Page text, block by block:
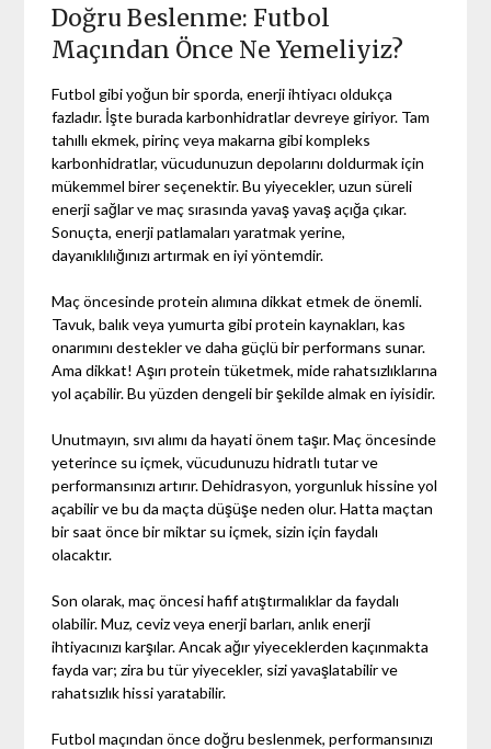
Doğru Beslenme: Futbol
Maçından Önce Ne Yemeliyiz?
Futbol gibi yoğun bir sporda, enerji ihtiyacı oldukça
fazladır. İşte burada karbonhidratlar devreye giriyor. Tam
tahıllı ekmek, pirinç veya makarna gibi kompleks
karbonhidratlar, vücudunuzun depolarını doldurmak için
mükemmel birer seçenektir. Bu yiyecekler, uzun süreli
enerji sağlar ve maç sırasında yavaş yavaş açığa çıkar.
Sonuçta, enerji patlamaları yaratmak yerine,
dayanıklılığınızı artırmak en iyi yöntemdir.
Maç öncesinde protein alımına dikkat etmek de önemli.
Tavuk, balık veya yumurta gibi protein kaynakları, kas
onarımını destekler ve daha güçlü bir performans sunar.
Ama dikkat! Aşırı protein tüketmek, mide rahatsızlıklarına
yol açabilir. Bu yüzden dengeli bir şekilde almak en iyisidir.
Unutmayın, sıvı alımı da hayati önem taşır. Maç öncesinde
yeterince su içmek, vücudunuzu hidratlı tutar ve
performansınızı artırır. Dehidrasyon, yorgunluk hissine yol
açabilir ve bu da maçta düşüşe neden olur. Hatta maçtan
bir saat önce bir miktar su içmek, sizin için faydalı
olacaktır.
Son olarak, maç öncesi hafif atıştırmalıklar da faydalı
olabilir. Muz, ceviz veya enerji barları, anlık enerji
ihtiyacınızı karşılar. Ancak ağır yiyeceklerden kaçınmakta
fayda var; zira bu tür yiyecekler, sizi yavaşlatabilir ve
rahatsızlık hissi yaratabilir.
Futbol maçından önce doğru beslenmek, performansınızı